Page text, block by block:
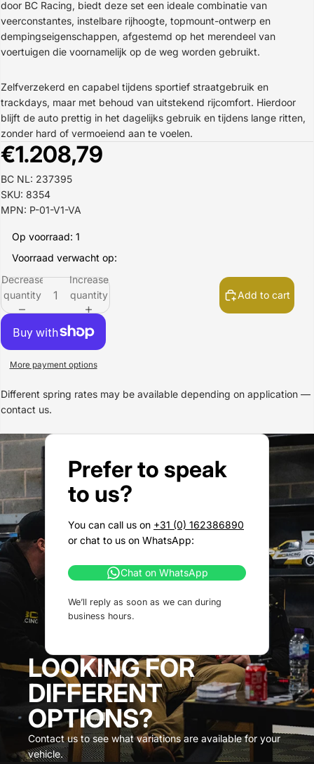
door BC Racing, biedt deze set een ideale combinatie van
veerconstantes, instelbare rijhoogte, topmount-ontwerp en
dempingseigenschappen, afgestemd op het merendeel van
voertuigen die voornamelijk op de weg worden gebruikt.
Zelfverzekerd en capabel tijdens sportief straatgebruik en
trackdays, maar met behoud van uitstekend rijcomfort. Hierdoor
blijft de auto prettig in het dagelijks gebruik en tijdens lange ritten,
zonder hard of vermoeiend aan te voelen.
€1.208,79
BC NL: 237395
SKU: 8354
MPN: P-01-V1-VA
Op voorraad: 1
Voorraad verwacht op:
Decrease
quantity
Increase
quantity
Add to cart
More payment options
Different spring rates may be available depending on application —
contact us.
Prefer to speak
to us?
You can call us on +31 (0) 162386890
or chat to us on WhatsApp:
Chat on WhatsApp
We’ll reply as soon as we can during
business hours.
LOOKING FOR
DIFFERENT
OPTIONS?
Contact us to see what variations are available for your
vehicle.